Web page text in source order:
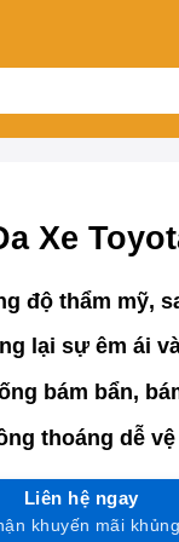
Xe
độ thẩm mỹ,
lại sự êm ái
bám bẩn,
thoáng dễ
Liên hệ ngay
khuyến mãi khủng